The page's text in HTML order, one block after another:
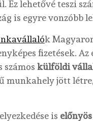
Ez lehetővé teszi
is egyre vonzóbb
k
fizetések.
számos külföldi
munkahely jött
is előnyös